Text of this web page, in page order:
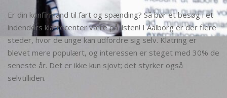
Er din konfirmand til fart og spænding? Så bør et besøg i et
indendørs klatrecenter være på listen! I Aalborg er der flere
steder, hvor de unge kan udfordre sig selv. Klatring er
blevet mere populært, og interessen er steget med 30% de
seneste år. Det er ikke kun sjovt; det styrker også
selvtilliden.